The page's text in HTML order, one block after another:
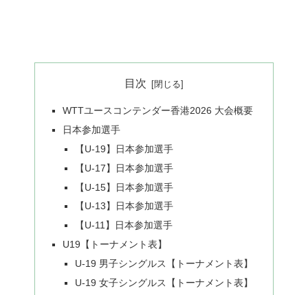
目次
WTTユースコンテンダー香港2026 大会概要
日本参加選手
【U-19】日本参加選手
【U-17】日本参加選手
【U-15】日本参加選手
【U-13】日本参加選手
【U-11】日本参加選手
U19【トーナメント表】
U-19 男子シングルス【トーナメント表】
U-19 女子シングルス【トーナメント表】